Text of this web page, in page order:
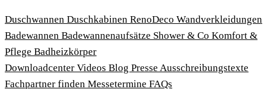
Duschwannen Duschkabinen RenoDeco Wandverkleidungen
Badewannen Badewannenaufsätze Shower & Co Komfort &
Pflege Badheizkörper
Download­center Videos Blog Presse Ausschreibungstexte
Fachpartner finden Messetermine FAQs